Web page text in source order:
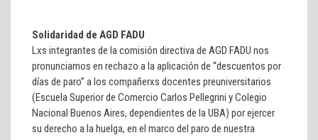
Solidaridad de AGD FADU
Lxs integrantes de la comisión directiva de AGD FADU nos
pronunciamos en rechazo a la aplicación de “descuentos por
días de paro” a los compañerxs docentes preuniversitarios
(Escuela Superior de Comercio Carlos Pellegrini y Colegio
Nacional Buenos Aires, dependientes de la UBA) por ejercer
su derecho a la huelga, en el marco del paro de nuestra